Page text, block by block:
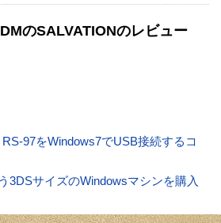
のSALVATIONのレビュー
97をWindows7でUSB接続するコ
3DSサイズのWindowsマシンを購入